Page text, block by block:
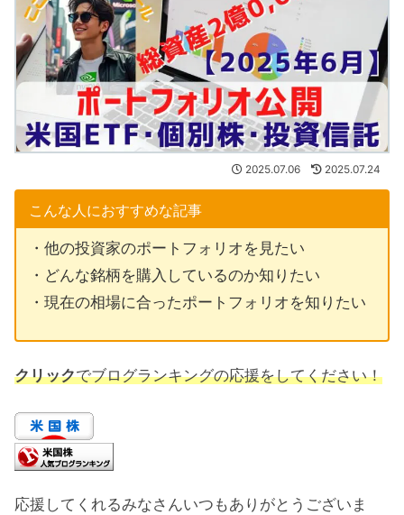
2025.07.06 2025.07.24
こんな人におすすめな記事
・他の投資家のポートフォリオを見たい
・どんな銘柄を購入しているのか知りたい
・現在の相場に合ったポートフォリオを知りたい
クリックでブログランキングの応援をしてください！
応援してくれるみなさんいつもありがとうございま